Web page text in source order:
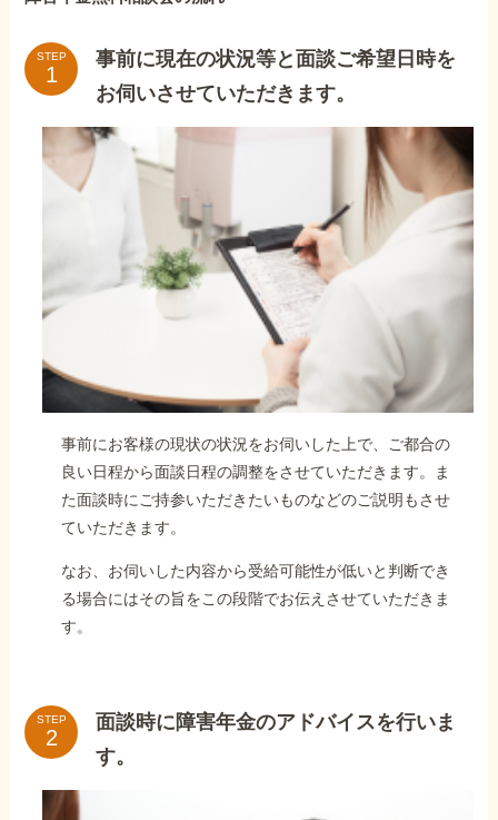
STEP
事前に現在の状況等と面談ご希望日時を
お伺いさせていただきます。
事前にお客様の現状の状況をお伺いした上で、ご都合の
良い日程から面談日程の調整をさせていただきます。ま
た面談時にご持参いただきたいものなどのご説明もさせ
ていただきます。
なお、お伺いした内容から受給可能性が低いと判断でき
る場合にはその旨をこの段階でお伝えさせていただきま
す。
STEP
面談時に障害年金のアドバイスを行いま
す。